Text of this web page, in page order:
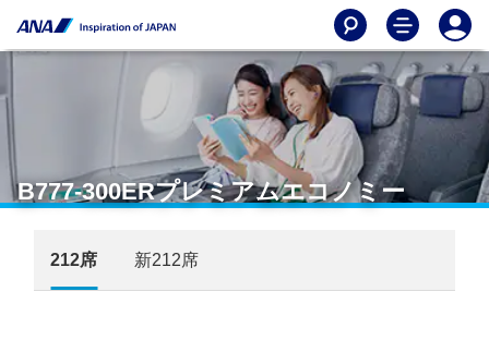
B777-300ERプレミアムエコノミー
212席 新212席